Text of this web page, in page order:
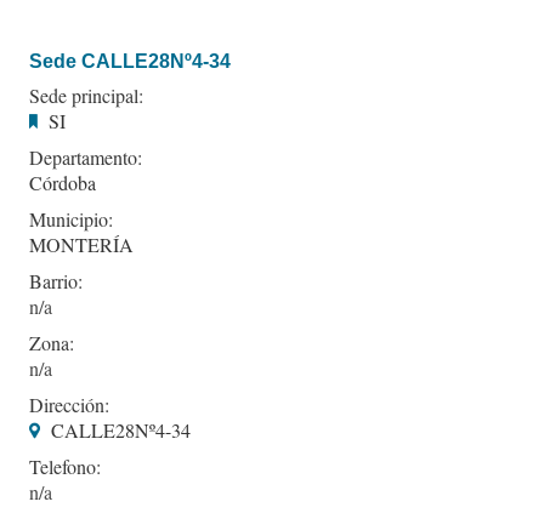
Sede CALLE28Nº4-34
Sede principal:
SI
Departamento:
Córdoba
Municipio:
MONTERÍA
Barrio:
Zona:
Dirección:
CALLE28Nº4-34
Telefono: